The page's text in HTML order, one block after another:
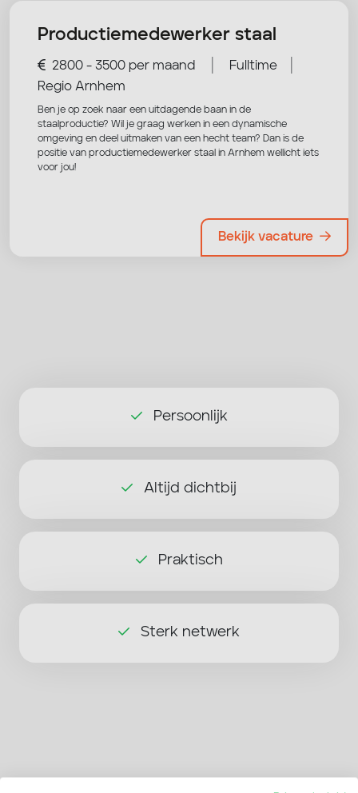
Productiemedewerker staal
2800 - 3500 per maand Fulltime
Regio Arnhem
Ben je op zoek naar een uitdagende baan in de
staalproductie? Wil je graag werken in een dynamische
omgeving en deel uitmaken van een hecht team? Dan is de
positie van productiemedewerker staal in Arnhem wellicht iets
voor jou!
Bekijk vacature
Persoonlijk
Altijd dichtbij
Praktisch
Sterk netwerk